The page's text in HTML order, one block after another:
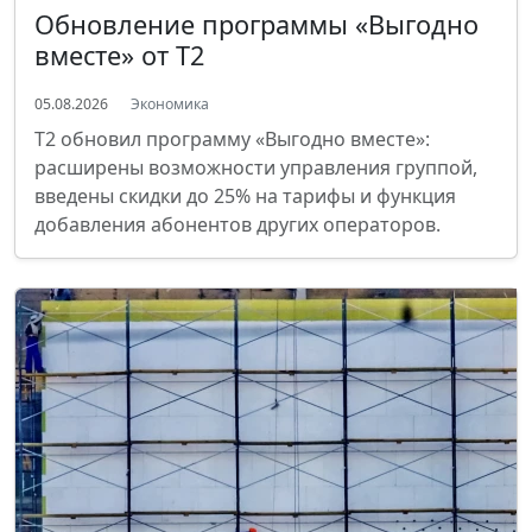
Обновление программы «Выгодно
вместе» от T2
05.08.2026 Экономика
T2 обновил программу «Выгодно вместе»:
расширены возможности управления группой,
введены скидки до 25% на тарифы и функция
добавления абонентов других операторов.